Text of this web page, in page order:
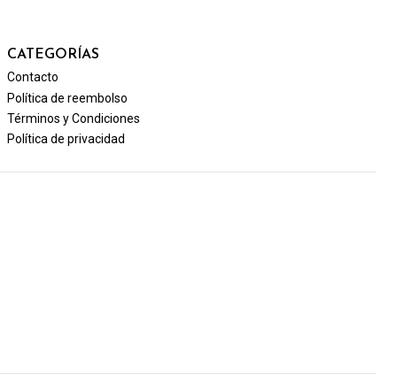
CATEGORÍAS
Contacto
Política de reembolso
Términos y Condiciones
Política de privacidad